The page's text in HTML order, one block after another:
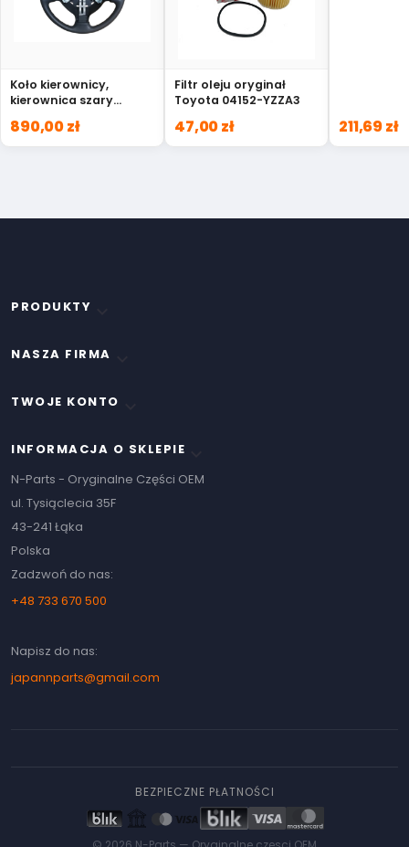
Koło kierownicy,
kierownica szary
82H10-P4Z
890,00 zł
Filtr oleju oryginał
Toyota 04152-YZZA3
47,00 zł 211,69 zł
PRODUKTY
NASZA FIRMA
TWOJE KONTO
INFORMACJA O SKLEPIE
N-Parts - Oryginalne Części OEM
ul. Tysiąclecia 35F
43-241 Łąka
Polska
Zadzwoń do nas:
+48 733 670 500
Napisz do nas:
japannparts@gmail.com
BEZPIECZNE PŁATNOŚCI